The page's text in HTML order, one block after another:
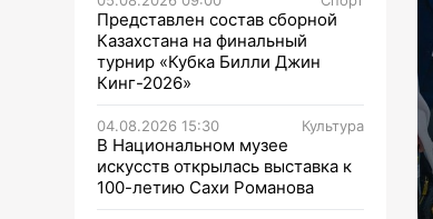
Представлен состав сборной
Казахстана на финальный
турнир «Кубка Билли Джин
Кинг-2026»
04.08.2026 15:30 Культура
В Национальном музее
искусств открылась выставка к
100-летию Сахи Романова